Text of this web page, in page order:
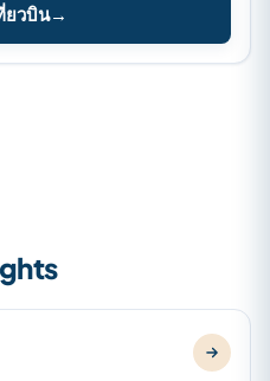
ยวบิน→